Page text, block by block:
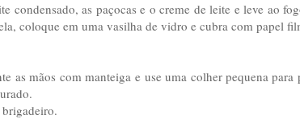
condensado, as paçocas e o creme de leite e leve ao
coloque em uma vasilha de vidro e cubra com papel
as mãos com manteiga e use uma colher pequena para
brigadeiro.